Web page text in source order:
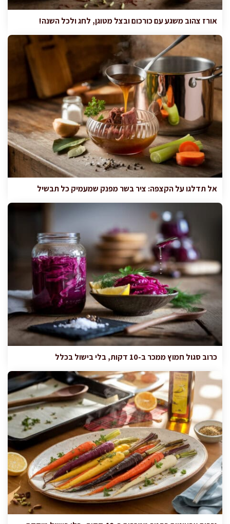
אורז צהוב משגע עם כורכום ובצל מטוגן, לחג ולכל השנה!
אל תדלגו על הקצפה: ציר בשר מפנק שמעמיק כל תבשיל
כרוב סגול חמוץ ממכר ב-10 דקות, בלי בישול בכלל